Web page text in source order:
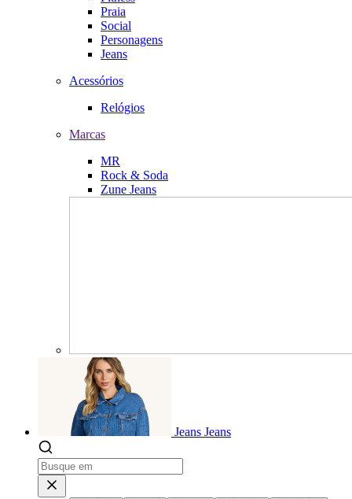
Praia
Social
Personagens
Jeans
Acessórios
Relógios
Marcas
MR
Rock & Soda
Zune Jeans
Jeans Jeans